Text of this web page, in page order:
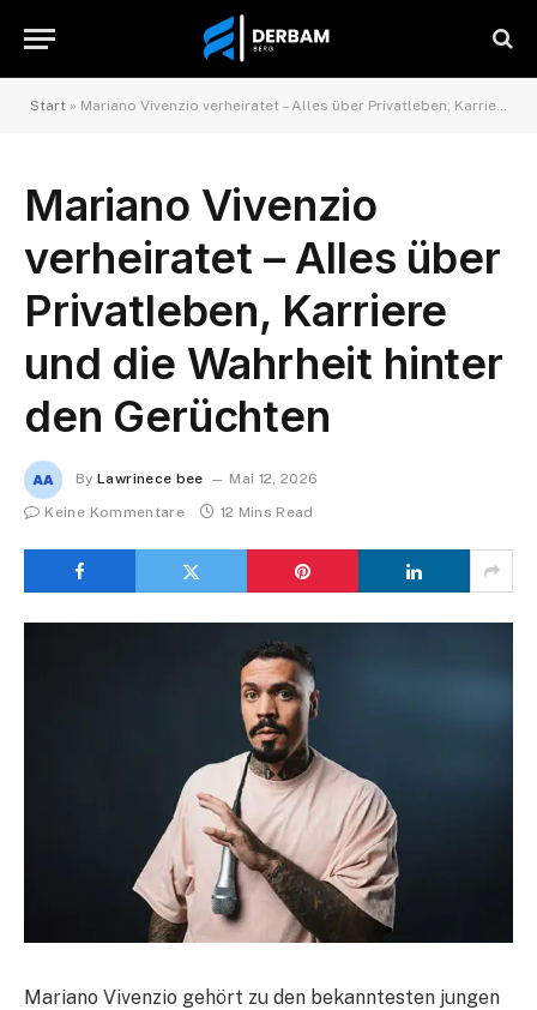
Start » Mariano Vivenzio verheiratet – Alles über Privatleben, Karriere und die Wahrheit hinter den Gerüchten
Mariano Vivenzio
verheiratet – Alles über
Privatleben, Karriere
und die Wahrheit hinter
den Gerüchten
By Lawrinece bee
Mai 12, 2026
Keine Kommentare
12 Mins Read
Mariano Vivenzio gehört zu den bekanntesten jungen